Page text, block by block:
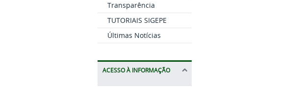
Transparência
TUTORIAIS SIGEPE
Últimas Notícias
ACESSO À INFORMAÇÃO